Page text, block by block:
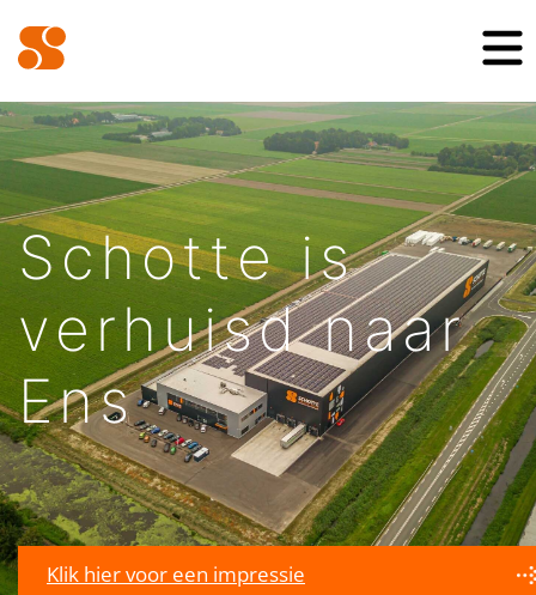
Schotte is
verhuisd naar
Ens
Klik hier voor een impressie